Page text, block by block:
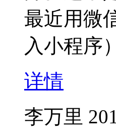
最近用微
入小程序
详情
李万里